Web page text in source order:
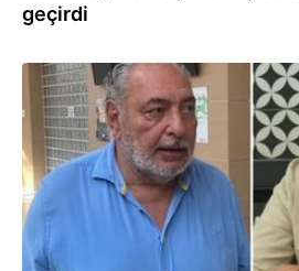
geçirdi
07.01.2025